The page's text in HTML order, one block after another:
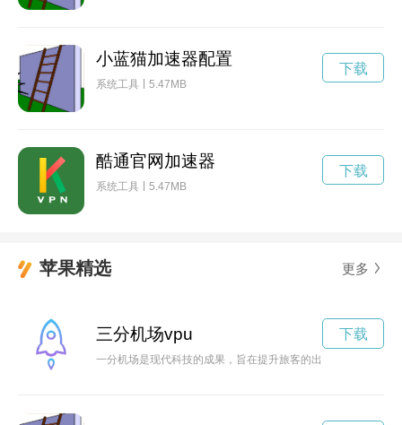
小蓝猫加速器配置
系统工具 5.47MB
下载
酷通官网加速器
系统工具 5.47MB
下载
苹果精选 更多
三分机场vpu
一分机场是现代科技的成果，旨在提升旅客的出行体验，节约时
下载